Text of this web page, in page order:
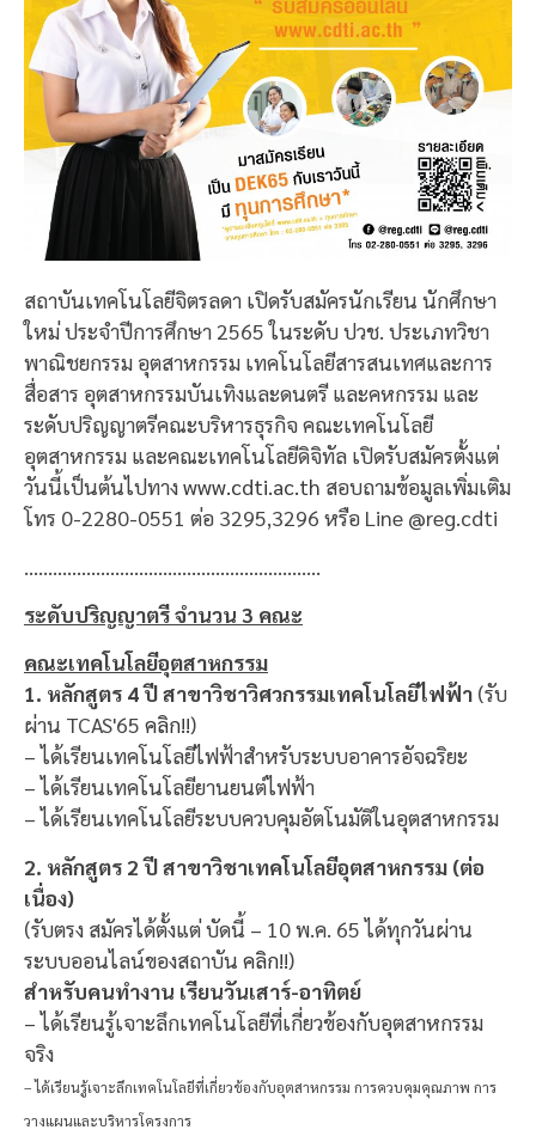
สถาบันเทคโนโลยีจิตรลดา เปิดรับสมัครนักเรียน นักศึกษา
ใหม่ ประจำปีการศึกษา 2565 ในระดับ ปวช. ประเภทวิชา
พาณิชยกรรม อุตสาหกรรม เทคโนโลยีสารสนเทศและการ
สื่อสาร อุตสาหกรรมบันเทิงและดนตรี และคหกรรม และ
ระดับปริญญาตรีคณะบริหารธุรกิจ คณะเทคโนโลยี
อุตสาหกรรม และคณะเทคโนโลยีดิจิทัล เปิดรับสมัครตั้งแต่
วันนี้เป็นต้นไปทางwww.cdti.ac.th สอบถามข้อมูลเพิ่มเติม
โทร 0-2280-0551 ต่อ 3295,3296 หรือ Line @reg.cdti
ระดับปริญญาตรี จำนวน 3 คณะ
คณะเทคโนโลยีอุตสาหกรรม
1. หลักสูตร 4 ปี สาขาวิชาวิศวกรรมเทคโนโลยีไฟฟ้า (รับ
ผ่าน TCAS'65 คลิก!!)
– ได้เรียนเทคโนโลยีไฟฟ้าสำหรับระบบอาคารอัจฉริยะ
– ได้เรียนเทคโนโลยียานยนต์ไฟฟ้า
– ได้เรียนเทคโนโลยีระบบควบคุมอัตโนมัติในอุตสาหกรรม
2. หลักสูตร 2 ปี สาขาวิชาเทคโนโลยีอุตสาหกรรม (ต่อ
เนื่อง)
(รับตรง สมัครได้ตั้งแต่ บัดนี้ – 10 พ.ค. 65 ได้ทุกวันผ่าน
ระบบออนไลน์ของสถาบัน คลิก!!)
สำหรับคนทำงาน เรียนวันเสาร์-อาทิตย์
– ได้เรียนรู้เจาะลึกเทคโนโลยีที่เกี่ยวข้องกับอุตสาหกรรม
จริง
– ได้เรียนรู้เจาะลึกเทคโนโลยีที่เกี่ยวข้องกับอุตสาหกรรม การควบคุมคุณภาพ การ
วางแผนและบริหารโครงการ